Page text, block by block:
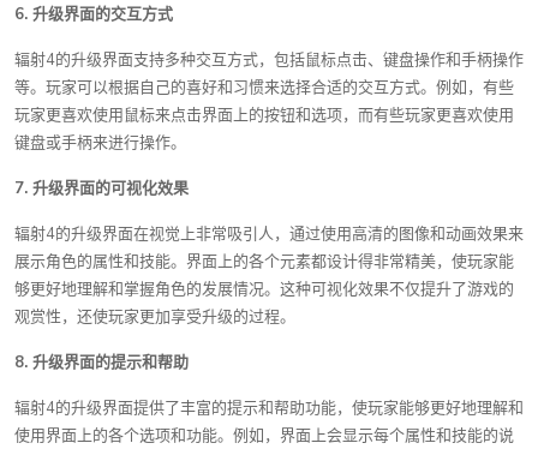
6. 升级界面的交互方式
辐射4的升级界面支持多种交互方式，包括鼠标点击、键盘操作和手柄操作
等。玩家可以根据自己的喜好和习惯来选择合适的交互方式。例如，有些
玩家更喜欢使用鼠标来点击界面上的按钮和选项，而有些玩家更喜欢使用
键盘或手柄来进行操作。
7. 升级界面的可视化效果
辐射4的升级界面在视觉上非常吸引人，通过使用高清的图像和动画效果来
展示角色的属性和技能。界面上的各个元素都设计得非常精美，使玩家能
够更好地理解和掌握角色的发展情况。这种可视化效果不仅提升了游戏的
观赏性，还使玩家更加享受升级的过程。
8. 升级界面的提示和帮助
辐射4的升级界面提供了丰富的提示和帮助功能，使玩家能够更好地理解和
使用界面上的各个选项和功能。例如，界面上会显示每个属性和技能的说